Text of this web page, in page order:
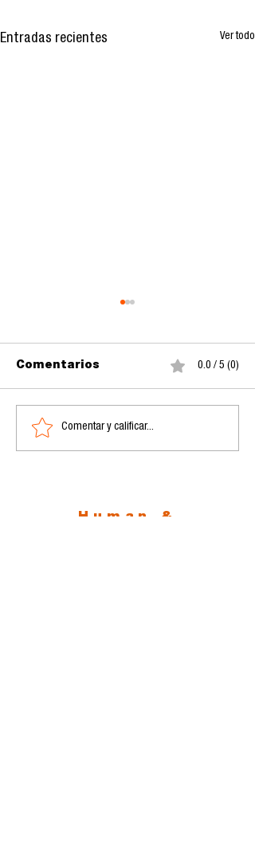
Entradas recientes Ver todo
Convocatoria Revista
Perspectivas
Comentarios 0.0 / 5 (0)
Comentar y calificar...
Human &